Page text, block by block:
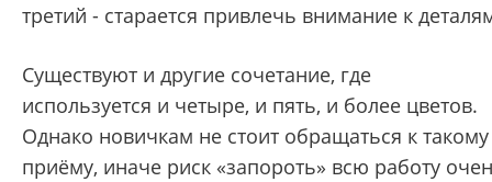
третий - старается привлечь внимание к
Существуют и другие сочетание, где
используется и четыре, и пять, и более цветов.
Однако новичкам не стоит обращаться к такому
приёму, иначе риск «запороть» всю работу